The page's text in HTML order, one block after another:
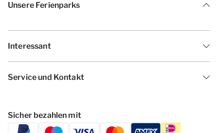
Unsere Ferienparks
Interessant
Service und Kontakt
Sicher bezahlen mit